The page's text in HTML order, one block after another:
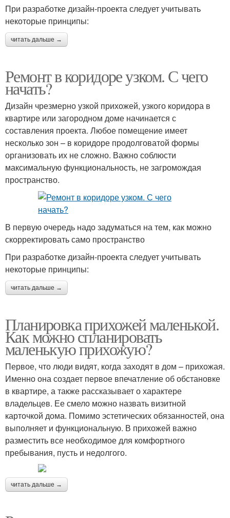
При разработке дизайн-проекта следует учитывать
некоторые принципы:
читать дальше →
Ремонт в коридоре узком. С чего
начать?
Дизайн чрезмерно узкой прихожей, узкого коридора в
квартире или загородном доме начинается с
составления проекта. Любое помещение имеет
несколько зон – в коридоре продолговатой формы
организовать их не сложно. Важно соблюсти
максимальную функциональность, не загромождая
пространство.
В первую очередь надо задуматься на тем, как можно
скорректировать само пространство
При разработке дизайн-проекта следует учитывать
некоторые принципы:
читать дальше →
Планировка прихожей маленькой.
Как можно спланировать
маленькую прихожую?
Первое, что люди видят, когда заходят в дом – прихожая.
Именно она создает первое впечатление об обстановке
в квартире, а также рассказывает о характере
владельцев. Ее смело можно назвать визитной
карточкой дома. Помимо эстетических обязанностей, она
выполняет и функциональную. В прихожей важно
разместить все необходимое для комфортного
пребывания, пусть и недолгого.
читать дальше →